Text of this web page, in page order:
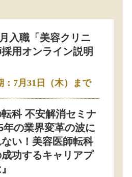
入職「美容クリニ
用オンライン説明
：7月31日（木）まで
科 不安解消セミナ
年の業界変革の波に
い！美容医師転科
功するキャリアプ